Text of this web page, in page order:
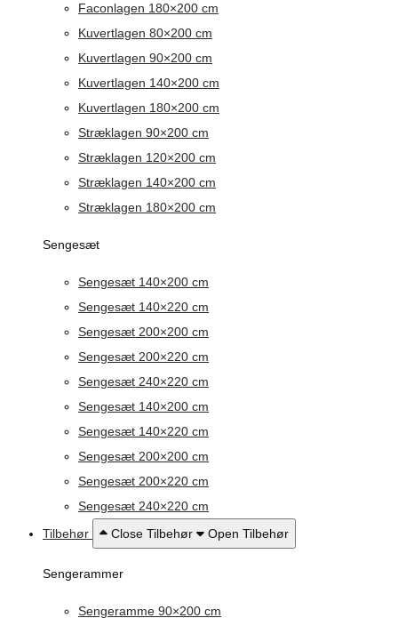
Faconlagen 180×200 cm
Kuvertlagen 80×200 cm
Kuvertlagen 90×200 cm
Kuvertlagen 140×200 cm
Kuvertlagen 180×200 cm
Stræklagen 90×200 cm
Stræklagen 120×200 cm
Stræklagen 140×200 cm
Stræklagen 180×200 cm
Sengesæt
Sengesæt 140×200 cm
Sengesæt 140×220 cm
Sengesæt 200×200 cm
Sengesæt 200×220 cm
Sengesæt 240×220 cm
Sengesæt 140×200 cm
Sengesæt 140×220 cm
Sengesæt 200×200 cm
Sengesæt 200×220 cm
Sengesæt 240×220 cm
Tilbehør
Close Tilbehør Open Tilbehør
Sengerammer
Sengeramme 90×200 cm